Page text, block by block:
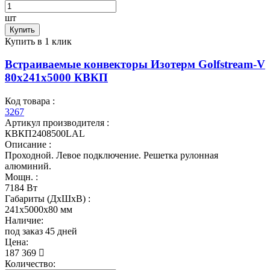
шт
Купить
Купить в 1 клик
Встраиваемые конвекторы Изотерм Golfstream-V
80x241x5000 КВКП
Код товара :
3267
Артикул производителя :
КВКП2408500LAL
Описание :
Проходной. Левое подключение. Решетка рулонная
алюминий.
Мощн. :
7184 Вт
Габариты (ДхШхВ) :
241x5000x80 мм
Наличие:
под заказ 45 дней
Цена:
187 369
Количество: